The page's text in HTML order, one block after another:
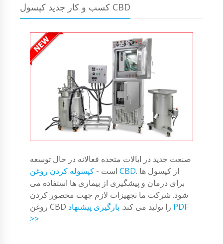
کسب و کار جدید کپسول CBD
صنعت جدید در ایالات متحده فعالانه در حال توسعه
است - کپسوله کردن روغن CBD. از کپسول ها
برای درمان و پیشگیری از بیماری ها استفاده می
شود. شرکت ما تجهیزات لازم جهت محصور کردن
روغن CBD را تولید می کند. بارگیری پیشنهاد PDF
>>